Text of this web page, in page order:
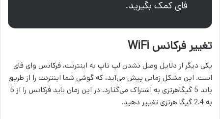
فای کمک بگیرید.
تغییر فرکانس WiFi
یکی دیگر از دلایل وصل نشدن لپ تاپ به اینترنت، فرکانس وای فای
است. این مشکل زمانی پیش می‌آید، که گوشی شما اینترنت را از طریق
باند 5 گیگاهرتزی به اشتراک می‌گذارد. در این زمان باید فرکانس را از 5
به 2.4 گیگا هرتزی تغییر دهید.